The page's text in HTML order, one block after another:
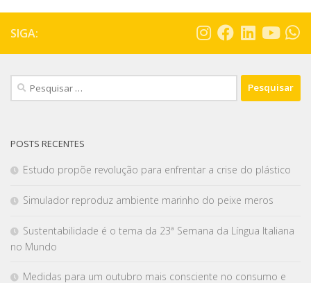
SIGA:
POSTS RECENTES
Estudo propõe revolução para enfrentar a crise do plástico
Simulador reproduz ambiente marinho do peixe meros
Sustentabilidade é o tema da 23ª Semana da Língua Italiana
no Mundo
Medidas para um outubro mais consciente no consumo e